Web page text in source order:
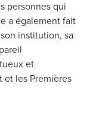
personnes qui
a également fait
institution, sa
et
et les Premières